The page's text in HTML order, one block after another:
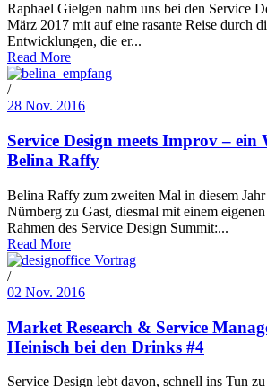
Raphael Gielgen nahm uns bei den Service
März 2017 mit auf eine rasante Reise durch
Entwicklungen, die er...
Read More
/
28 Nov. 2016
Service Design meets Improv –
Belina Raffy
Belina Raffy zum zweiten Mal in diesem
Nürnberg zu Gast, diesmal mit einem
Rahmen des Service Design Summit:...
Read More
/
02 Nov. 2016
Market Research & Service
Heinisch bei den Drinks #4
Service Design lebt davon, schnell ins Tun